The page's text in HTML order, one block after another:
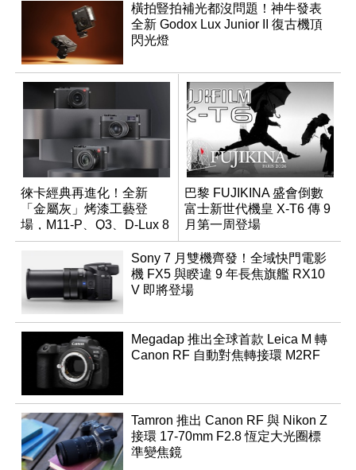
橫拍豎拍補光都沒問題！神牛發表
全新 Godox Lux Junior II 復古機頂
閃光燈
徠卡經典再進化！全新
「金屬灰」烤漆工藝登
場，M11-P、Q3、D-Lux 8
領銜換裝
巴黎 FUJIKINA 盛會倒數
富士新世代機皇 X-T6 傳 9
月第一周登場
Sony 7 月雙機齊發！全域快門電影
機 FX5 與睽違 9 年長焦旗艦 RX10
V 即將登場
Megadap 推出全球首款 Leica M 轉
Canon RF 自動對焦轉接環 M2RF
Tamron 推出 Canon RF 與 Nikon Z
接環 17-70mm F2.8 恆定大光圈標
準變焦鏡